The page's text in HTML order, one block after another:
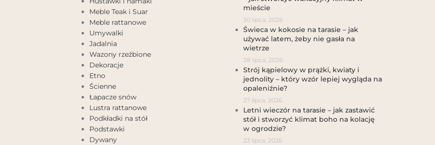
Meble Teak i Suar
Meble rattanowe
Umywalki
Jadalnia
Wazony rzeźbione
Dekoracje
Etno
Ścienne
Łapacze snów
Lustra rattanowe
Podkładki na stół
Podstawki
Dywany
mieście
30 lipca, 2026
Świeca w kokosie na tarasie – jak
używać latem, żeby nie gasła na
wietrze
28 lipca, 2026
Strój kąpielowy w prążki, kwiaty i
jednolity – który wzór lepiej wygląda na
opaleniźnie?
27 lipca, 2026
Letni wieczór na tarasie – jak zastawić
stół i stworzyć klimat boho na kolację
w ogrodzie?
23 lipca, 2026